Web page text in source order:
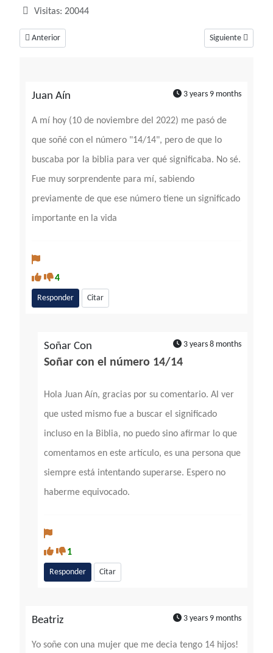
Visitas: 20044
Artículo anterior: Soñar con el número 13, un número que podría ser
Anterior Artículo siguiente:
Siguiente
Juan Aín 3 years 9 months
A mí hoy (10 de noviembre del 2022) me pasó de
que soñé con el número "14/14", pero de que lo
buscaba por la biblia para ver qué significaba. No sé.
Fue muy sorprendente para mí, sabiendo
previamente de que ese número tiene un significado
importante en la vida
4
Responder Citar
Soñar Con 3 years 8 months
Soñar con el número 14/14
Hola Juan Aín, gracias por su comentario. Al ver
que usted mismo fue a buscar el significado
incluso en la Biblia, no puedo sino afirmar lo que
comentamos en este artículo, es una persona que
siempre está intentando superarse. Espero no
haberme equivocado.
1
Responder Citar
Beatriz 3 years 9 months
Yo soñe con una mujer que me decia tengo 14 hijos!